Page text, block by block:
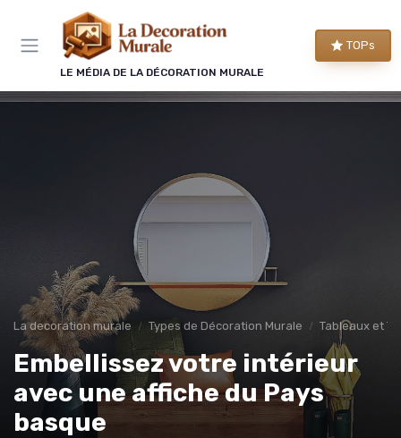
LE MÉDIA DE LA DÉCORATION MURALE
TOPs
La decoration murale Types de Décoration Murale Tableaux et
Embellissez votre intérieur
avec une affiche du Pays
basque
Panneau de gestion des cookies